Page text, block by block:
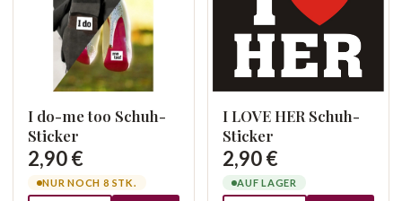
I do-me too Schuh-
Sticker
2,90 €
NUR NOCH 8 STK.
I LOVE HER Schuh-
Sticker
2,90 €
AUF LAGER